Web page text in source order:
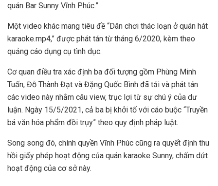
quán Bar Sunny Vĩnh Phúc.”
Một video khác mang tiêu đề “Dân chơi thác loạn ở quán hát
karaoke.mp4,” được phát tán từ tháng 6/2020, kèm theo
quảng cáo dụng cụ tình dục.
Cơ quan điều tra xác định ba đối tượng gồm Phùng Minh
Tuấn, Đỗ Thành Đạt và Đặng Quốc Bình đã tải và phát tán
các video này nhằm câu view, trục lợi từ sự chú ý của dư
luận. Ngày 15/5/2021, cả ba bị khởi tố với cáo buộc “Truyền
bá văn hóa phẩm đồi trụy” theo quy định pháp luật.
Song song đó, chính quyền Vĩnh Phúc cũng ra quyết định thu
hồi giấy phép hoạt động của quán karaoke Sunny, chấm dứt
hoạt động của cơ sở này.